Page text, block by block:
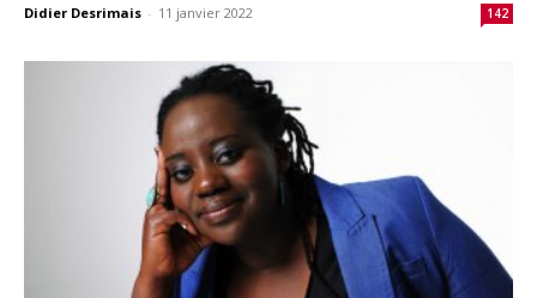
Didier Desrimais - 11 janvier 2022 142